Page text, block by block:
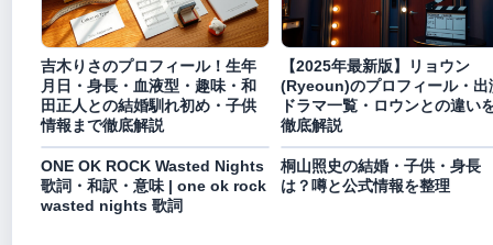
吉木りさのプロフィール！生年
月日・身長・血液型・趣味・和
田正人との結婚馴れ初め・子供
情報まで徹底解説
【2025年最新版】リョウン
(Ryeoun)のプロフィール・出
ドラマ一覧・ロウンとの違い
徹底解説
ONE OK ROCK Wasted Nights
歌詞・和訳・意味 | one ok rock
wasted nights 歌詞
桐山照史の結婚・子供・身長
は？噂と公式情報を整理